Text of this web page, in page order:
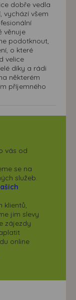
dobře vedla
vychází všem
věnuje
podotknout,
o které
velice
díky a rádi
některém
příjemného
vás od
se na
služeb.
klientů,
jim slevy
zájezdy
online